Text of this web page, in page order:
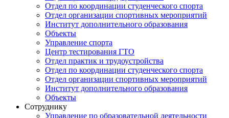
Отдел по координации студенческого спорта
Отдел организации спортивных мероприятий
Институт дополнительного образования
Объекты
Управление спорта
Центр тестирования ГТО
Отдел практик и трудоустройства
Отдел по координации студенческого спорта
Отдел организации спортивных мероприятий
Институт дополнительного образования
Объекты
Сотруднику
Управление по образовательной деятельности